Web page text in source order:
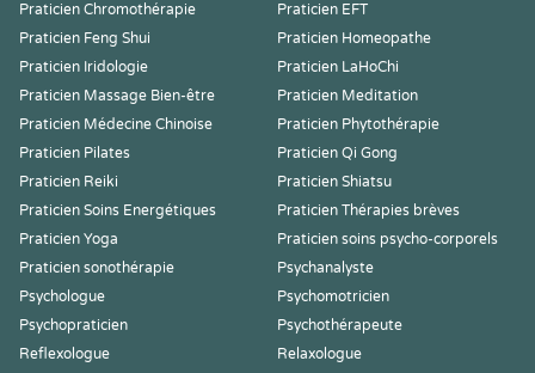
Praticien Chromothérapie
Praticien EFT
Praticien Feng Shui
Praticien Homeopathe
Praticien Iridologie
Praticien LaHoChi
Praticien Massage Bien-être
Praticien Meditation
Praticien Médecine Chinoise
Praticien Phytothérapie
Praticien Pilates
Praticien Qi Gong
Praticien Reiki
Praticien Shiatsu
Praticien Soins Energétiques
Praticien Thérapies brèves
Praticien Yoga
Praticien soins psycho-corporels
Praticien sonothérapie
Psychanalyste
Psychologue
Psychomotricien
Psychopraticien
Psychothérapeute
Reflexologue
Relaxologue